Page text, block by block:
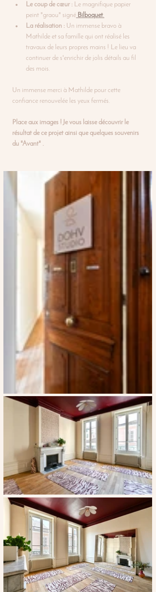
Le coup de cœur : Le magnifique papier
peint "graou" signé Bilboquet.
La réalisation : Un immense bravo à
Mathilde et sa famille qui ont réalisé les
travaux de leurs propres mains ! Le lieu va
continuer de s'enrichir de jolis détails au fil
des mois.
Un immense merci à Mathilde pour cette
confiance renouvelée les yeux fermés.
Place aux images ! Je vous laisse découvrir le
résultat de ce projet ainsi que quelques souvenirs
du "Avant" .